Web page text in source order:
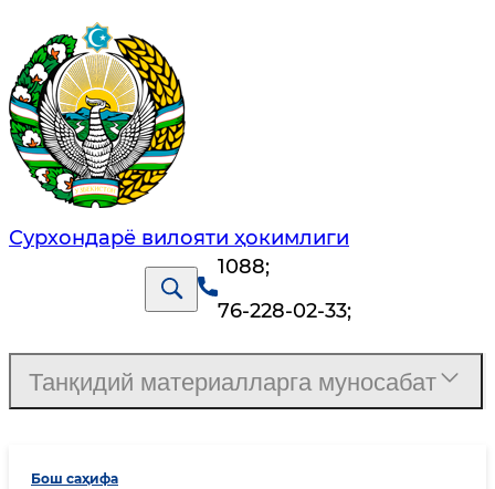
Сурхондарё вилояти ҳокимлиги
1088;
76-228-02-33;
Бош саҳифа
Танқидий материалларга муносабат